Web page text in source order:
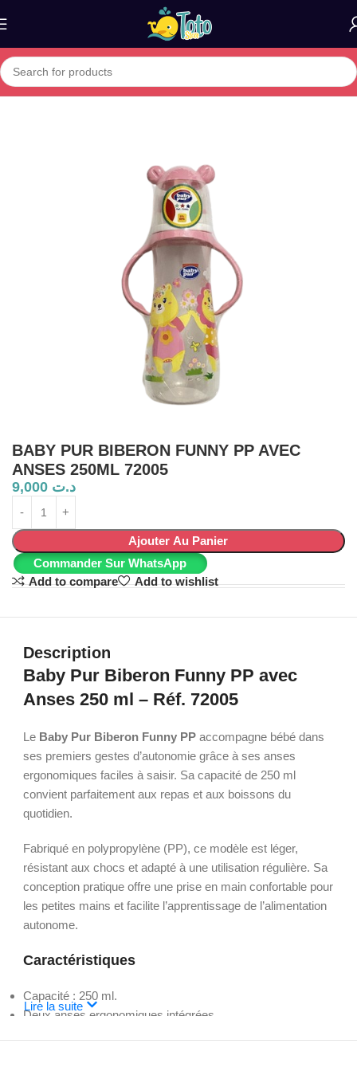
Home»Boutique»BABY PUR BIBERON FUNNY PP AVEC
BABY PUR BIBERON FUNNY PP AVEC
ANSES 250ML 72005
د.ت
Ajouter Au Panier
Commander Sur WhatsApp
Add to compare
Add to wishlist
Description
Baby Pur Biberon Funny PP avec
Anses 250 ml – Réf. 72005
Le Baby Pur Biberon Funny PP accompagne bébé dans
ses premiers gestes d’autonomie grâce à ses anses
ergonomiques faciles à saisir. Sa capacité de 250 ml
convient parfaitement aux repas et aux boissons du
quotidien.
Fabriqué en polypropylène (PP), ce modèle est léger,
résistant aux chocs et adapté à une utilisation régulière. Sa
conception pratique offre une prise en main confortable pour
les petites mains et facilite l’apprentissage de l’alimentation
autonome.
Caractéristiques
Capacité : 250 ml.
Deux anses ergonomiques intégrées.
Lire la suite